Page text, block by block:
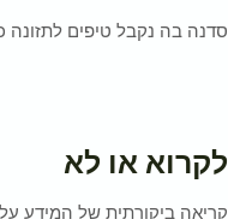
סדנה בה נקבל טיפים לתזונה
לקרוא או לא
קריאה ביקורתית של המידע על